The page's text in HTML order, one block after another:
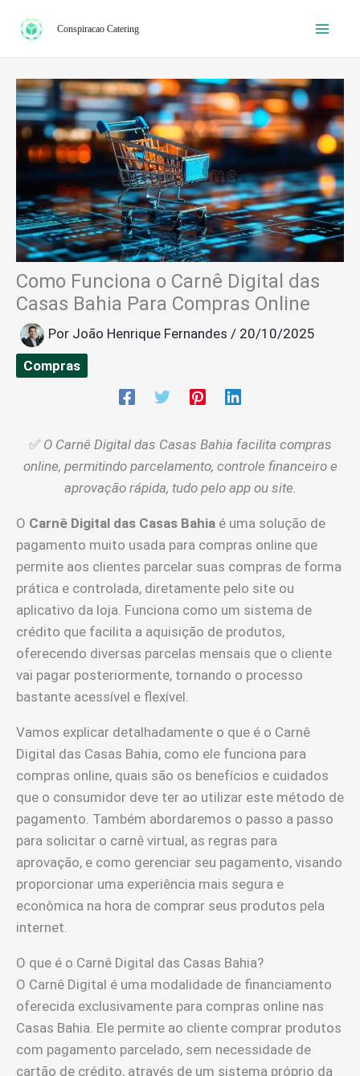
para
conteúdo
Conspiracao Catering
Como Funciona o Carnê Digital das
Casas Bahia Para Compras Online
Por João Henrique Fernandes / 20/10/2025
Compras
✅ O Carnê Digital das Casas Bahia facilita compras
online, permitindo parcelamento, controle financeiro e
aprovação rápida, tudo pelo app ou site.
O Carnê Digital das Casas Bahia é uma solução de
pagamento muito usada para compras online que
permite aos clientes parcelar suas compras de forma
prática e controlada, diretamente pelo site ou
aplicativo da loja. Funciona como um sistema de
crédito que facilita a aquisição de produtos,
oferecendo diversas parcelas mensais que o cliente
vai pagar posteriormente, tornando o processo
bastante acessível e flexível.
Vamos explicar detalhadamente o que é o Carnê
Digital das Casas Bahia, como ele funciona para
compras online, quais são os benefícios e cuidados
que o consumidor deve ter ao utilizar este método de
pagamento. Também abordaremos o passo a passo
para solicitar o carnê virtual, as regras para
aprovação, e como gerenciar seu pagamento, visando
proporcionar uma experiência mais segura e
econômica na hora de comprar seus produtos pela
internet.
O que é o Carnê Digital das Casas Bahia?
O Carnê Digital é uma modalidade de financiamento
oferecida exclusivamente para compras online nas
Casas Bahia. Ele permite ao cliente comprar produtos
com pagamento parcelado, sem necessidade de
cartão de crédito, através de um sistema próprio da